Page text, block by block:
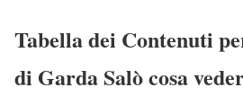
Tabella dei Contenuti
di Garda Salò cosa